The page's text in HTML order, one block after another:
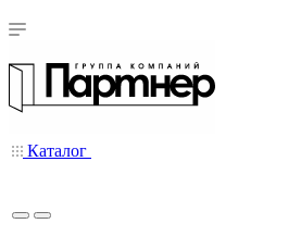
Каталог